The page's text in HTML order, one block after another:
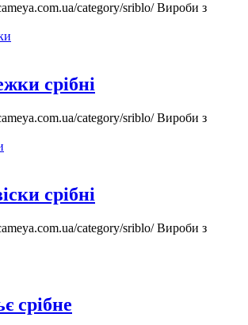
category/sriblo/Вироби з
срібні
category/sriblo/Вироби з
срібні
category/sriblo/Вироби з
срібне